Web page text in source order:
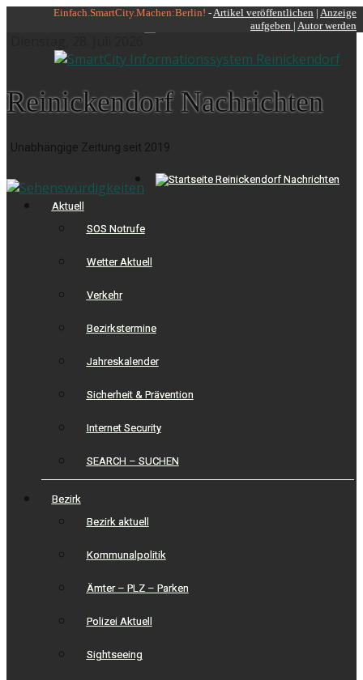
Einfach.SmartCity.Machen:Berlin! -Artikel veröffentlichen | Anzeige
aufgeben | Autor werden
Reinickendorf Nachrichten
Unabhängige Zeitung seit 2019
Aktuell
SOS Notrufe
Wetter Aktuell
Verkehr
Bezirkstermine
Jahreskalender
Sicherheit & Prävention
Internet Security
SEARCH – SUCHEN
Bezirk
Bezirk aktuell
Kommunalpolitik
Ämter – PLZ – Parken
Polizei Aktuell
Sightseeing